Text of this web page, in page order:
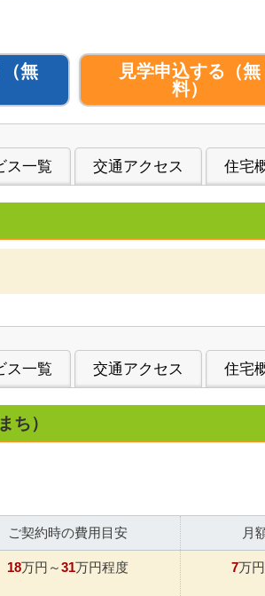
（無
見学申込する （無
料）
ス一覧 交通アクセス 住宅
ス一覧 交通アクセス 住宅
ち）
ご契約時の費用目安 月
18万円～31万円程度 7万